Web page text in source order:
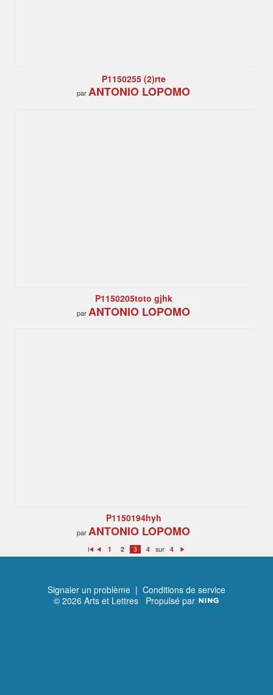
P1150255 (2)rte
parANTONIO LOPOMO
P1150205toto gjhk
parANTONIO LOPOMO
P1150194hyh
parANTONIO LOPOMO
Premier
Précédent
1 2 3 4 sur 4
Suivant
Signaler un problème | Conditions de service
© 2026 Arts et Lettres Propulsé par